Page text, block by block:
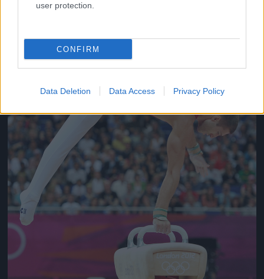
user protection.
CONFIRM
Data Deletion Data Access Privacy Policy